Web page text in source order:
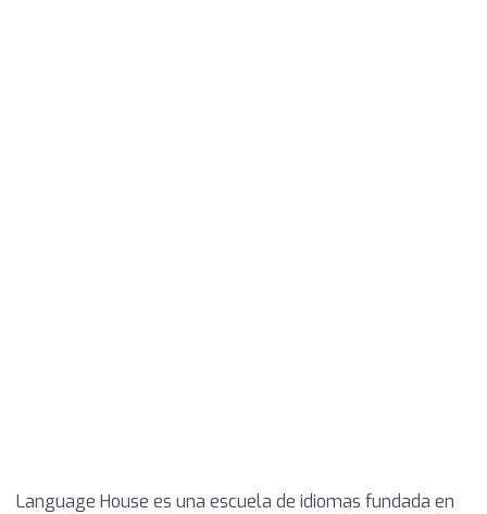
Language House es una escuela de idiomas fundada en